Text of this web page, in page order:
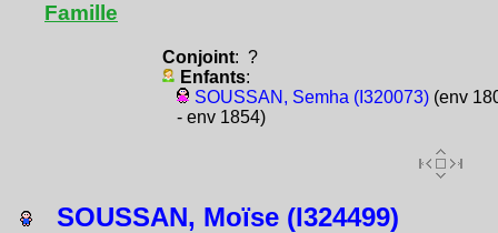
Famille
Conjoint: ?
Enfants:
SOUSSAN, Semha (I320073)(env
- env 1854)
SOUSSAN, Moïse (I324499)